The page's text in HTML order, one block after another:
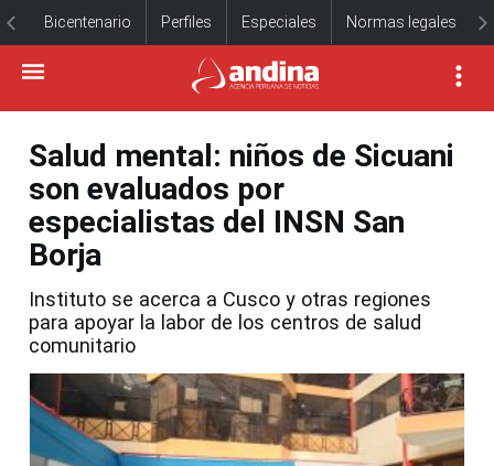
Bicentenario Perfiles Especiales Normas legales
Salud mental: niños de Sicuani
son evaluados por
especialistas del INSN San
Borja
Instituto se acerca a Cusco y otras regiones
para apoyar la labor de los centros de salud
comunitario